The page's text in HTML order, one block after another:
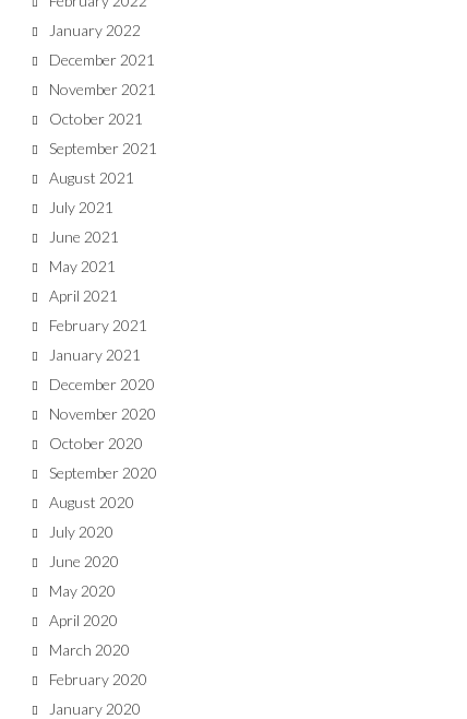
January 2022
December 2021
November 2021
October 2021
September 2021
August 2021
July 2021
June 2021
May 2021
April 2021
February 2021
January 2021
December 2020
November 2020
October 2020
September 2020
August 2020
July 2020
June 2020
May 2020
April 2020
March 2020
February 2020
January 2020